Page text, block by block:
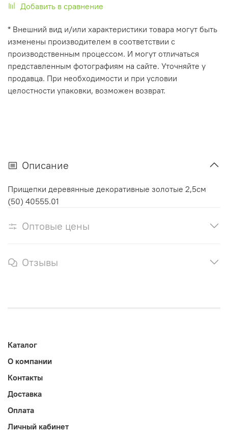
Добавить в сравнение
* Внешний вид и/или характеристики товара могут быть
изменены производителем в соответствии с
производственным процессом. И могут отличаться
представленным фотографиям на сайте. Уточняйте у
продавца. При необходимости и при условии
целостности упаковки, возможен возврат.
Описание
Прищепки деревянные декоративные золотые 2,5см
(50) 40555.01
Оптовые цены
Отзывы
Каталог
О компании
Контакты
Доставка
Оплата
Личный кабинет